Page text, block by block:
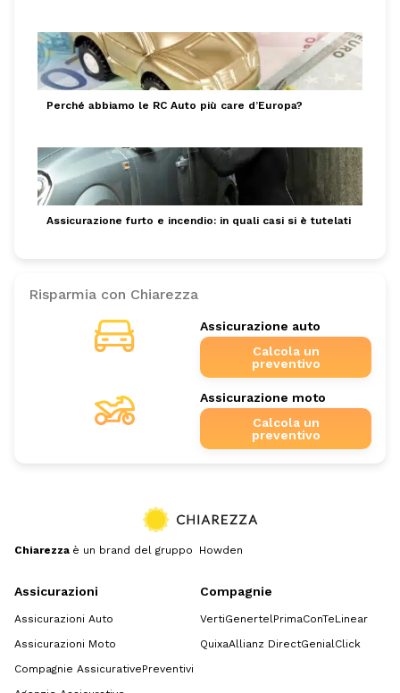
Perché abbiamo le RC Auto più care d’Europa?
Assicurazione furto e incendio: in quali casi si è tutelati
Risparmia con Chiarezza
Assicurazione auto
Calcola un
preventivo
Assicurazione moto
Calcola un
preventivo
Chiarezza è un brand del gruppo Howden
Assicurazioni
Assicurazioni Auto
Assicurazioni Moto
Compagnie AssicurativePreventivi
Compagnie
VertiGenertelPrimaConTeLinear
QuixaAllianz DirectGenialClick